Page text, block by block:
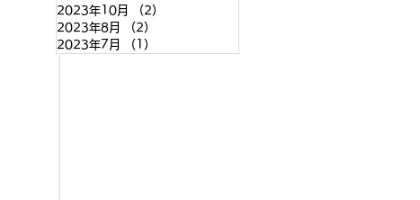
2023年10月
（2）
2023年8月
（2）
2023年7月
（1）